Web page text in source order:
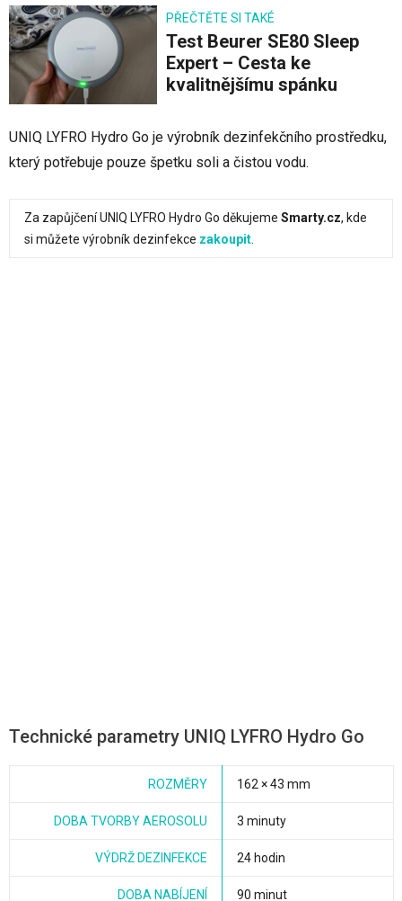
PŘEČTĚTE SI TAKÉ
Test Beurer SE80 Sleep
Expert – Cesta ke
kvalitnějšímu spánku
UNIQ LYFRO Hydro Go je výrobník dezinfekčního prostředku,
který potřebuje pouze špetku soli a čistou vodu.
Za zapůjčení UNIQ LYFRO Hydro Go děkujeme Smarty.cz, kde
si můžete výrobník dezinfekce zakoupit.
Technické parametry UNIQ LYFRO Hydro Go
ROZMĚRY 162 × 43 mm
DOBA TVORBY AEROSOLU 3 minuty
VÝDRŽ DEZINFEKCE 24 hodin
DOBA NABÍJENÍ 90 minut